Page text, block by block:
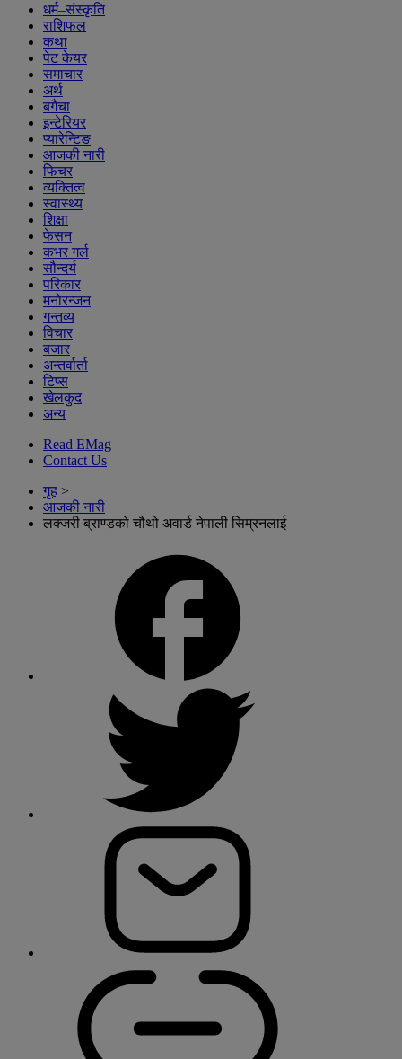
धर्म–संस्कृति
राशिफल
कथा
पेट केयर
समाचार
अर्थ
बगैचा
इन्टेरियर
प्यारेन्टिङ
आजकी नारी
फिचर
व्यक्तित्व
स्वास्थ्य
शिक्षा
फेसन
कभर गर्ल
सौन्दर्य
परिकार
मनोरन्जन
गन्तव्य
विचार
बजार
अन्तर्वार्ता
टिप्स
खेलकुद
अन्य
Read EMag
Contact Us
गृह >
आजकी नारी
लक्जरी ब्राण्डको चौथो अवार्ड नेपाली सिम्रनलाई